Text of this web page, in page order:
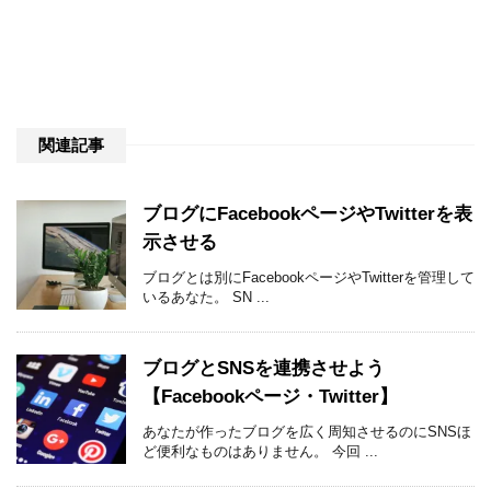
関連記事
ブログにFacebookページやTwitterを表
示させる
ブログとは別にFacebookページやTwitterを管理して
いるあなた。 SN ...
ブログとSNSを連携させよう
【Facebookページ・Twitter】
あなたが作ったブログを広く周知させるのにSNSほ
ど便利なものはありません。 今回 ...